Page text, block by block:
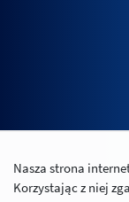
Nasza strona
Korzystając z niej